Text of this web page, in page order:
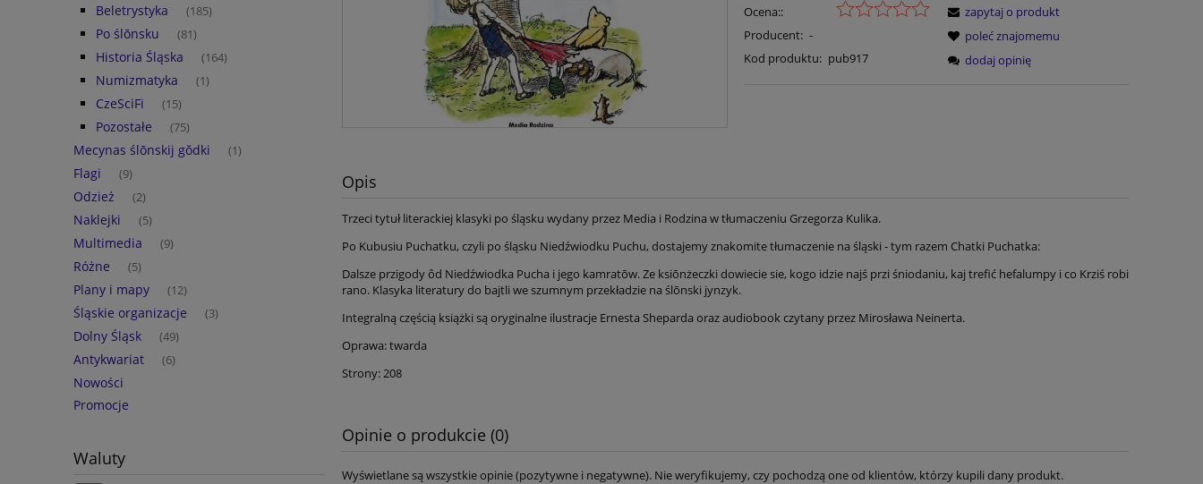
Beletrystyka (185)
Po ślōnsku (81)
Historia Śląska (164)
Numizmatyka (1)
CzeSciFi (15)
Pozostałe (75)
Mecynas ślōnskij gŏdki (1)
Flagi (9)
Odzież (2)
Naklejki (5)
Multimedia (9)
Różne (5)
Plany i mapy (12)
Śląskie organizacje (3)
Dolny Śląsk (49)
Antykwariat (6)
Nowości
Promocje
Waluty
Ocena::
Producent: -
Kod produktu: pub917
zapytaj o produkt
poleć znajomemu
dodaj opinię
Opis
Trzeci tytuł literackiej klasyki po śląsku wydany przez Media i Rodzina w tłumaczeniu Grzegorza Kulika.
Po Kubusiu Puchatku, czyli po śląsku Niedźwiodku Puchu, dostajemy znakomite tłumaczenie na śląski - tym razem Chatki Puchatka:
Dalsze przigody ôd Niedźwiodka Pucha i jego kamratōw. Ze ksiōnżeczki dowiecie sie, kogo idzie najś przi śniodaniu, kaj trefić hefalumpy i co Krziś robi
rano. Klasyka literatury do bajtli we szumnym przekładzie na ślōnski jynzyk.
Integralną częścią książki są oryginalne ilustracje Ernesta Sheparda oraz audiobook czytany przez Mirosława Neinerta.
Oprawa: twarda
Strony: 208
Opinie o produkcie (0)
Wyświetlane są wszystkie opinie (pozytywne i negatywne). Nie weryfikujemy, czy pochodzą one od klientów, którzy kupili dany produkt.